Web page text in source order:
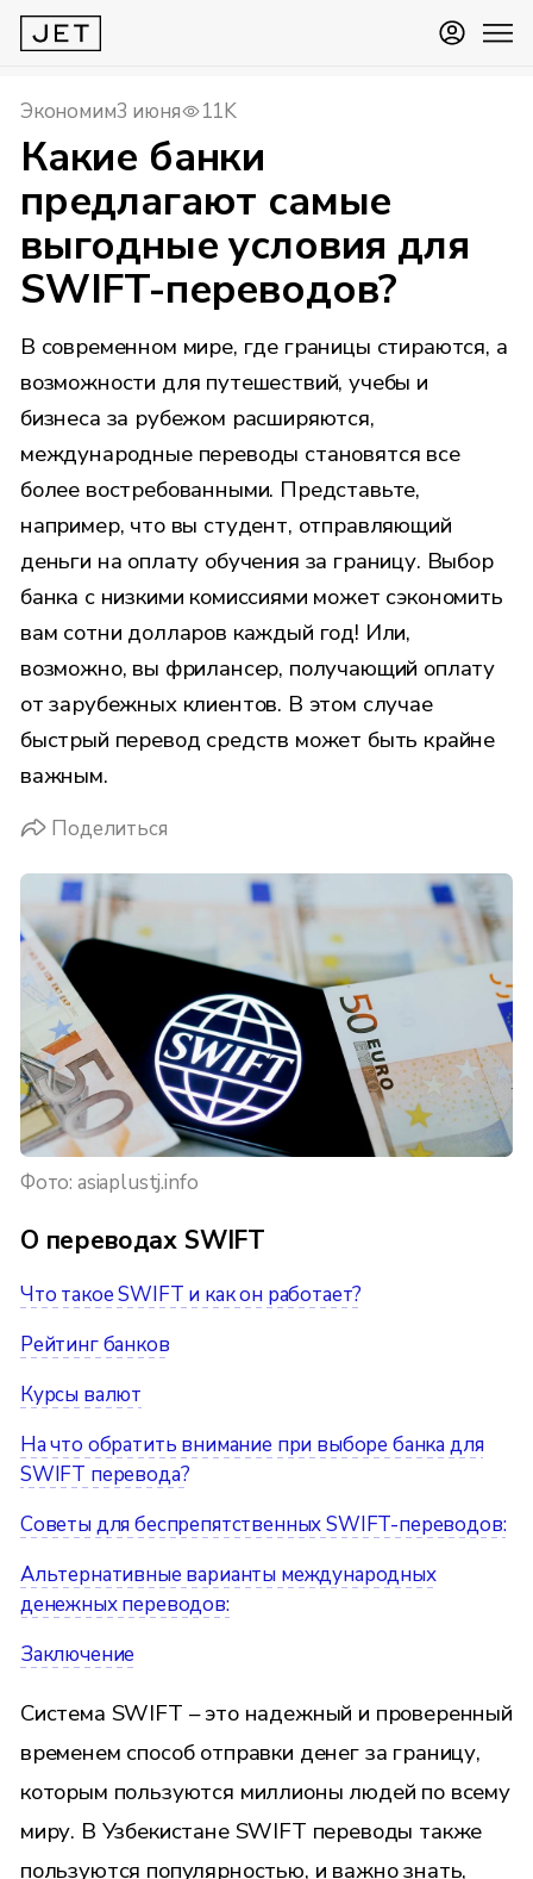
Экономим3 июня 11K
Какие банки
предлагают самые
выгодные условия для
SWIFT-переводов?
В современном мире, где границы стираются, а
возможности для путешествий, учебы и
бизнеса за рубежом расширяются,
международные переводы становятся все
более востребованными. Представьте,
например, что вы студент, отправляющий
деньги на оплату обучения за границу. Выбор
банка с низкими комиссиями может сэкономить
вам сотни долларов каждый год! Или,
возможно, вы фрилансер, получающий оплату
от зарубежных клиентов. В этом случае
быстрый перевод средств может быть крайне
важным.
Поделиться
Фото: asiaplustj.info
О переводах SWIFT
Что такое SWIFT и как он работает?
Рейтинг банков
Курсы валют
На что обратить внимание при выборе банка для
SWIFT перевода?
Советы для беспрепятственных SWIFT-переводов:
Альтернативные варианты международных
денежных переводов:
Заключение
Система SWIFT – это надежный и проверенный
временем способ отправки денег за границу,
которым пользуются миллионы людей по всему
миру. В Узбекистане SWIFT переводы также
пользуются популярностью, и важно знать,